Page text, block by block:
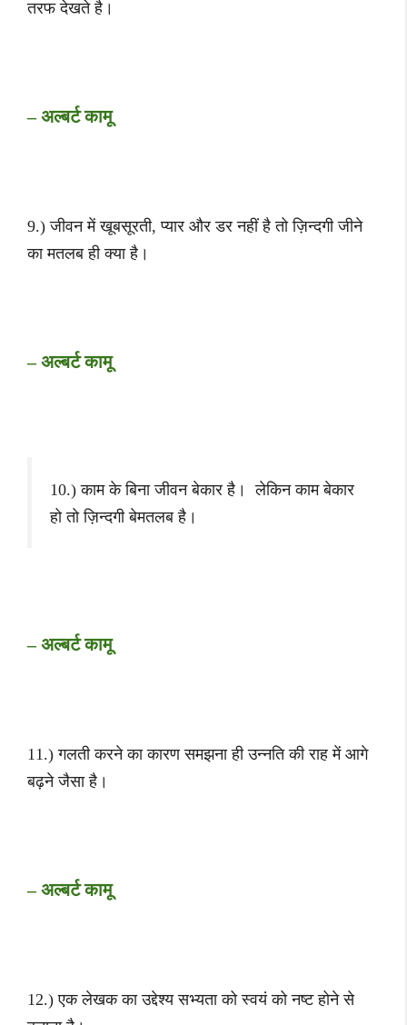
तरफ देखते है।
– अल्बर्ट कामू
9.) जीवन में खूबसूरती, प्यार और डर नहीं है तो ज़िन्दगी जीने
का मतलब ही क्या है।
– अल्बर्ट कामू
10.) काम के बिना जीवन बेकार है। लेकिन काम बेकार
हो तो ज़िन्दगी बेमतलब है।
– अल्बर्ट कामू
11.) गलती करने का कारण समझना ही उन्नति की राह में आगे
बढ़ने जैसा है।
– अल्बर्ट कामू
12.) एक लेखक का उद्देश्य सभ्यता को स्वयं को नष्ट होने से